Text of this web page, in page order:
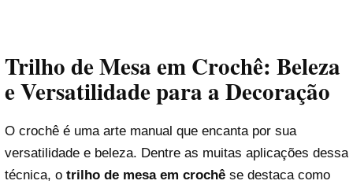
Trilho de Mesa em Crochê: Beleza
e Versatilidade para a Decoração
O crochê é uma arte manual que encanta por sua
versatilidade e beleza. Dentre as muitas aplicações dessa
técnica, o trilho de mesa em crochê se destaca como